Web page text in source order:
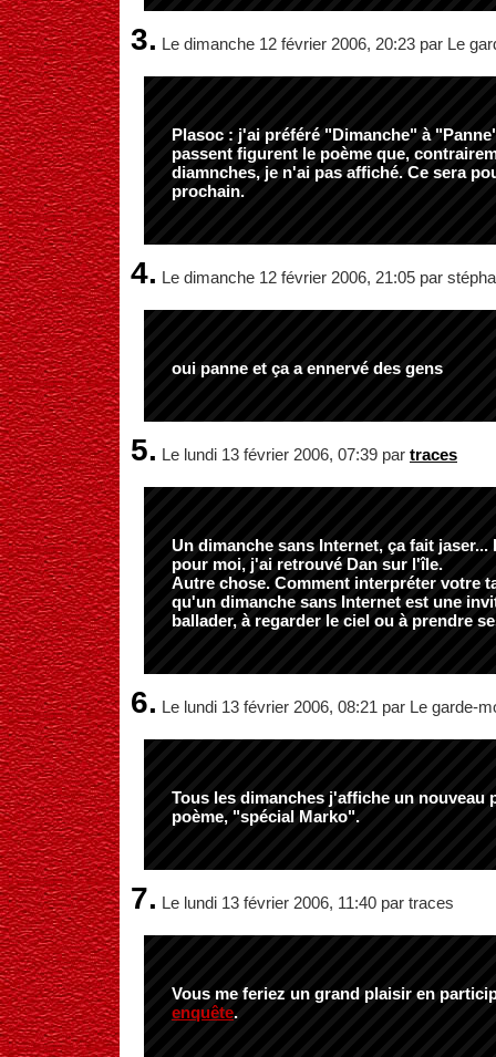
3. Le dimanche 12 février 2006, 20:23 par Le
Plasoc : j'ai préféré "Dimanche" à
passent figurent le poème que,
diamnches, je n'ai pas affiché. Ce sera
prochain.
4. Le dimanche 12 février 2006, 21:05 par
oui panne et ça a ennervé des gens
5. Le lundi 13 février 2006, 07:39 par traces
Un dimanche sans Internet, ça fait jaser...
pour moi, j'ai retrouvé Dan sur l'île.
Autre chose. Comment interpréter votre
qu'un dimanche sans Internet est une
ballader, à regarder le ciel ou à prendre
6. Le lundi 13 février 2006, 08:21 par Le garde-
Tous les dimanches j'affiche un nouveau
poème, "spécial Marko".
7. Le lundi 13 février 2006, 11:40 par traces
Vous me feriez un grand plaisir en
enquête.